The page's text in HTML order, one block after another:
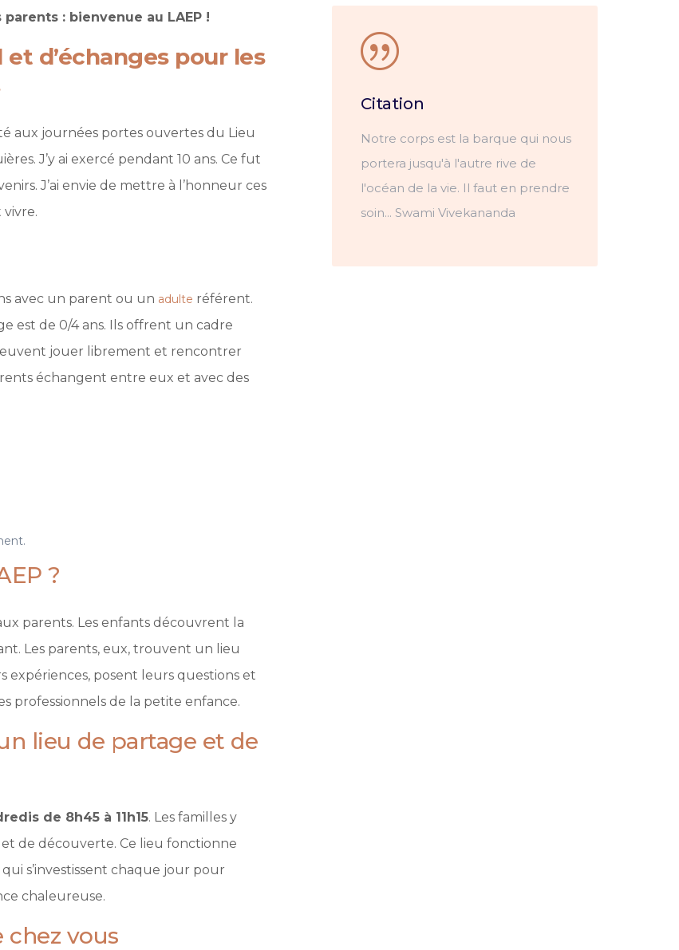
: bienvenue au LAEP !
et d’échanges pour les
aux journées portes ouvertes du Lieu
J’y ai exercé pendant 10 ans. Ce fut
J’ai envie de mettre à l’honneur ces
avec un parent ou un adulte référent.
est de 0/4 ans. Ils offrent un cadre
jouer librement et rencontrer
échangent entre eux et avec des
?
parents. Les enfants découvrent la
Les parents, eux, trouvent un lieu
expériences, posent leurs questions et
professionnels de la petite enfance.
lieu de partage et de
de 8h45 à 11h15. Les familles y
de découverte. Ce lieu fonctionne
s’investissent chaque jour pour
chaleureuse.
chez vous
Citation
Notre corps est la barque qui nous
portera jusqu'à l'autre rive de
l'océan de la vie. Il faut en prendre
soin... Swami Vivekananda